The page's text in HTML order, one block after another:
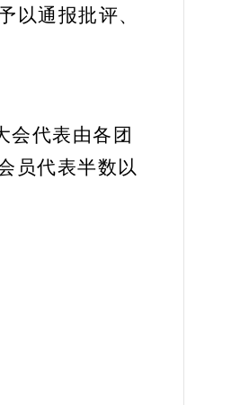
以通报批评、
会代表由各团
员代表半数以